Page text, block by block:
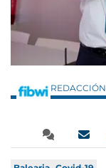
REDACCIÓN